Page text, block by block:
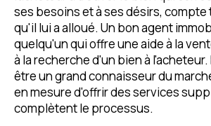
ses besoins et à ses désirs,
qu'il lui a alloué. Un bon agent
quelqu'un qui offre une aide à la
à la recherche d'un bien à
être un grand connaisseur du
en mesure d'offrir des services
complètent le processus.